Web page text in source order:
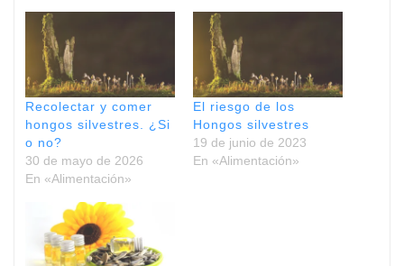
Recolectar y comer
hongos silvestres. ¿Si
o no?
30 de mayo de 2026
En «Alimentación»
El riesgo de los
Hongos silvestres
19 de junio de 2023
En «Alimentación»